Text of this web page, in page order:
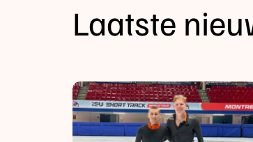
Laatste